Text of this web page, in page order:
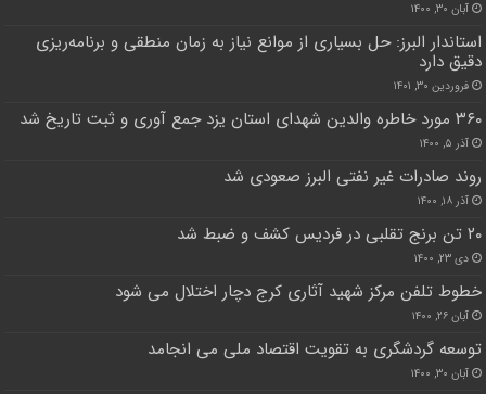
آبان ۳۰, ۱۴۰۰
استاندار البرز: حل بسیاری از موانع نیاز به زمان منطقی و برنامه‌ریزی
دقیق دارد
فروردین ۳۰, ۱۴۰۱
۳۶۰ مورد خاطره والدین شهدای استان یزد جمع آوری و ثبت تاریخ شد
آذر ۵, ۱۴۰۰
روند صادرات غیر نفتی البرز صعودی شد
آذر ۱۸, ۱۴۰۰
۲۰ تن برنج تقلبی در فردیس کشف و ضبط شد
دی ۲۳, ۱۴۰۰
خطوط تلفن مرکز شهید آثاری کرج دچار اختلال می شود
آبان ۲۶, ۱۴۰۰
توسعه گردشگری به تقویت اقتصاد ملی می انجامد
آبان ۳۰, ۱۴۰۰